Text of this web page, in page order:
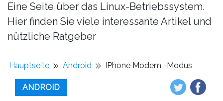
Eine Seite über das Linux-Betriebssystem.
Hier finden Sie viele interessante Artikel und
nützliche Ratgeber
Hauptseite Android IPhone Modem -Modus
ANDROID